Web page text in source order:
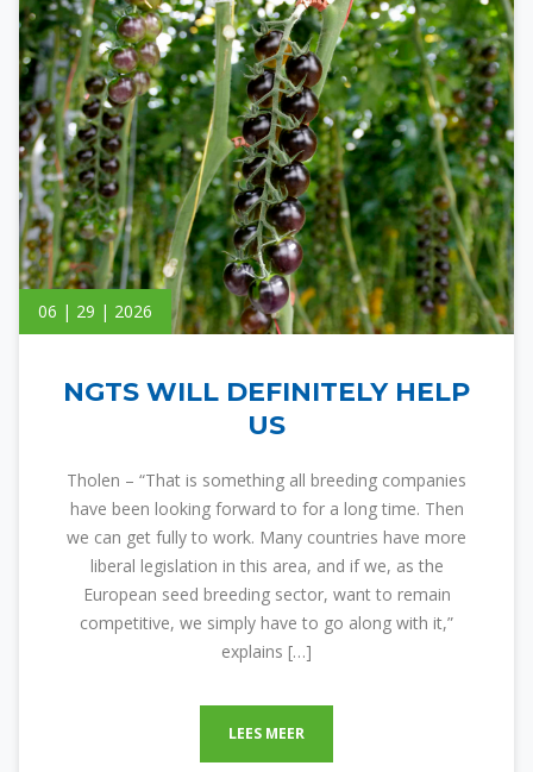
06 | 29 | 2026
NGTS WILL DEFINITELY HELP
US
Tholen – “That is something all breeding companies
have been looking forward to for a long time. Then
we can get fully to work. Many countries have more
liberal legislation in this area, and if we, as the
European seed breeding sector, want to remain
competitive, we simply have to go along with it,”
explains […]
LEES MEER